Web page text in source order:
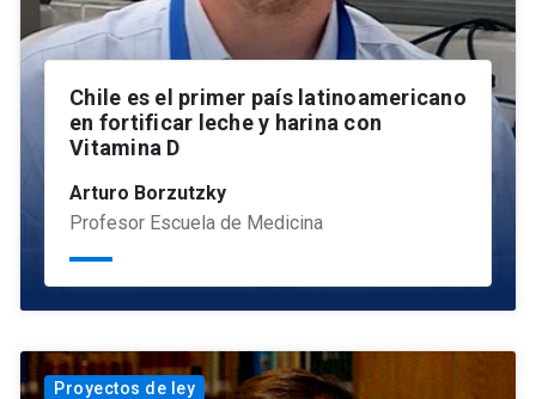
Chile es el primer país latinoamericano
en fortificar leche y harina con
Vitamina D
Arturo Borzutzky
Profesor Escuela de Medicina
Proyectos de ley